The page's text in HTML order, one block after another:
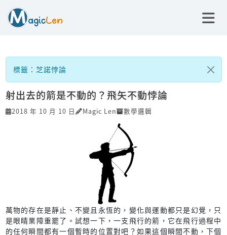
標籤：芝諾悖論
射出去的箭是不動的？飛矢不動悖論
2018 年 10 月 10 日 Magic Len 數學邏輯
萬物的存在是靜止、不變且永恆的，變化與運動都只是幻覺，只
是眼睛業障重罷了。試想一下，一支飛行的箭，它在飛行過程中
的任何瞬間都有一個暫時的位置對吧？如果這個瞬間不動，下個